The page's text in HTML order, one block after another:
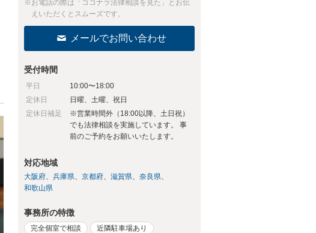
※お電話の際は「ココナラ法律相談を見た」とお伝
えいただくとスムーズです。
メールでお問い合わせ
受付時間
平日
10:00〜18:00
定休日
日曜、土曜、祝日
定休日補足
※営業時間外（18:00以降、土日祝）
でも法律相談を実施しています。 事
前のご予約をお願いいたします。
対応地域
大阪府 兵庫県 京都府 滋賀県
奈良県
和歌山県
事務所の特徴
完全個室で相談
近隣駐車場あり